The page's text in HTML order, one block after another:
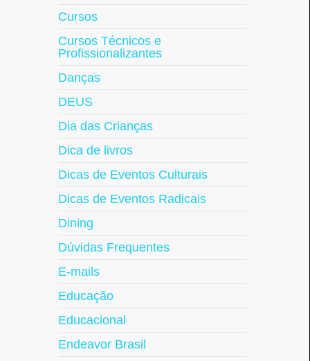
Cursos
Cursos Técnicos e
Profissionalizantes
Danças
DEUS
Dia das Crianças
Dica de livros
Dicas de Eventos Culturais
Dicas de Eventos Radicais
Dining
Dúvidas Frequentes
E-mails
Educação
Educacional
Endeavor Brasil